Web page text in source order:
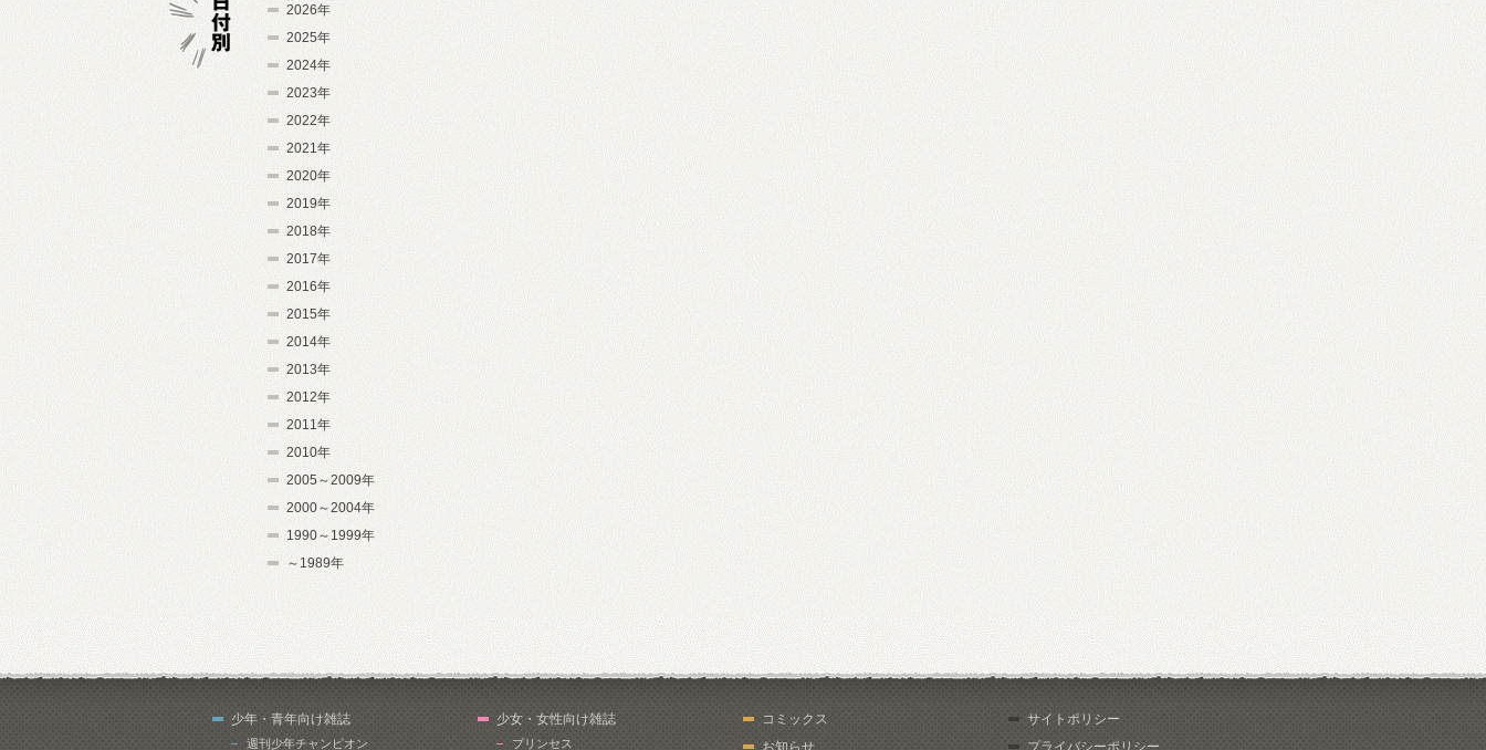
2026年
2025年
2024年
2023年
2022年
2021年
2020年
2019年
2018年
2017年
2016年
2015年
2014年
2013年
2012年
2011年
2010年
2005～2009年
2000～2004年
1990～1999年
～1989年
少年・青年向け雑誌
週刊少年チャンピオン
少女・女性向け雑誌
プリンセス
コミックス
お知らせ
サイトポリシー
プライバシーポリシー